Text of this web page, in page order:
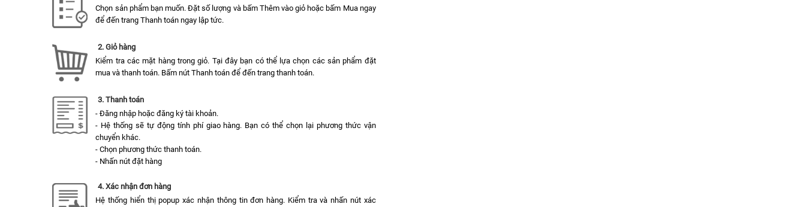
Chọn sản phẩm bạn muốn. Đặt số lượng và bấm Thêm vào giỏ hoặc bấm Mua ngay
để đến trang Thanh toán ngay lập tức.
2. Giỏ hàng
Kiểm tra các mặt hàng trong giỏ. Tại đây bạn có thể lựa chọn các sản phẩm đặt
mua và thanh toán. Bấm nút Thanh toán để đến trang thanh toán.
3. Thanh toán
- Đăng nhập hoặc đăng ký tài khoản.
- Hệ thống sẽ tự động tính phí giao hàng. Bạn có thể chọn lại phương thức vận
chuyển khác.
- Chọn phương thức thanh toán.
- Nhấn nút đặt hàng
4. Xác nhận đơn hàng
Hệ thống hiển thị popup xác nhận thông tin đơn hàng. Kiểm tra và nhấn nút xác